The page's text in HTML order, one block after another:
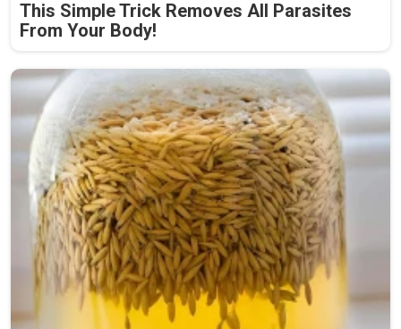
This Simple Trick Removes All Parasites
From Your Body!